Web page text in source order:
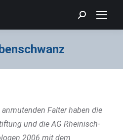
Search:
Falter haben die
und die AG Rheinisch-
2006 mit dem